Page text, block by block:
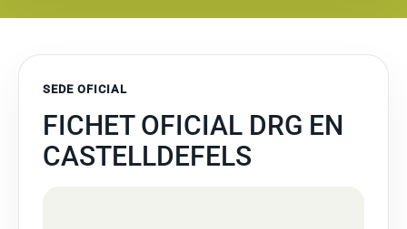
SEDE OFICIAL
FICHET OFICIAL DRG EN
CASTELLDEFELS